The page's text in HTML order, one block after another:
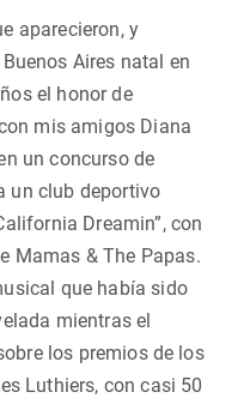
aparecieron, y
Aires natal en
el honor de
mis amigos Diana
un concurso de
un club deportivo
Dreamin”, con
Mamas & The Papas.
que había sido
mientras el
los premios de los
Luthiers, con casi 50